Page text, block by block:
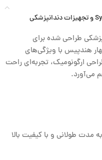
طراحی شده برای
هندپیس با ویژگی‌های
ارگونومیک، تجربه‌ای راحت
می‌آورد.
مدت طولانی و با کیفیت بالا